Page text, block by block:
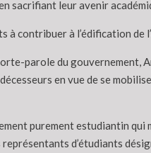
sacrifiant leur avenir
à contribuer à l’édification de
parole du gouvernement,
en vue de se
purement estudiantin
d’étudiants